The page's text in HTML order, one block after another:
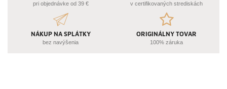
pri objednávke od 39 € v certifikovaných strediskách
NÁKUP NA SPLÁTKY
bez navýšenia
ORIGINÁLNY TOVAR
100% záruka